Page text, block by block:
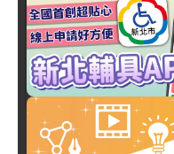
功夫茶大西哈時代
多項優惠同步開跑！